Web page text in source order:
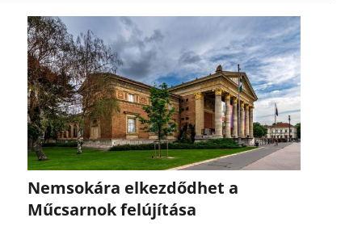
Nemsokára elkezdődhet a
Műcsarnok felújítása